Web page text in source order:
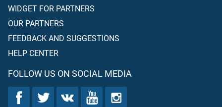
WIDGET FOR PARTNERS
OUR PARTNERS
FEEDBACK AND SUGGESTIONS
HELP CENTER
FOLLOW US ON SOCIAL MEDIA